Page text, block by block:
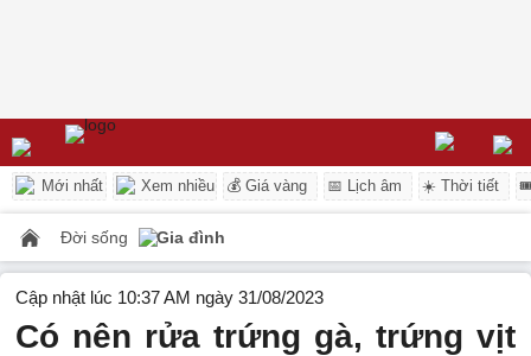
Mới nhất Xem nhiều 💰 Giá vàng 📅 Lịch âm ☀️ Thời tiết
Đời sống Gia đình
Cập nhật lúc 10:37 AM ngày 31/08/2023
Có nên rửa trứng gà, trứng vịt